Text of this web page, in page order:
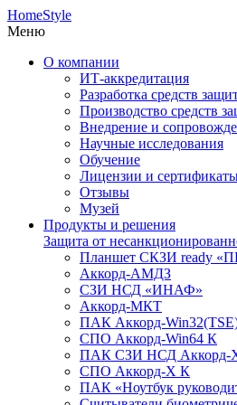
HomeStyle
Меню
О компании
ИТ-аккредитация
Разработка средств
Производство средств
Внедрение и
Научные исследования
Обучение
Лицензии и
Отзывы
Музей
Продукты и решения
Защита от
Планшет СКЗИ ready
Аккорд-АМДЗ
СЗИ НСД «ИНАФ»
Аккорд-МКТ
ПАК Аккорд-
СПО Аккорд-Win64 К
ПАК СЗИ НСД Аккорд-
СПО Аккорд-X К
ПАК «Ноутбук